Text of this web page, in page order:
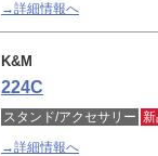
→詳細情報へ
K&M
224C
スタンド/アクセサリー
→詳細情報へ